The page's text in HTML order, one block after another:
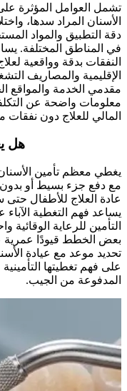
تشمل العوامل المؤثرة
الأسنان المراد سدها،
دقة التطبيق والمواد
في المناطق المختلفة.
النفقات بدقة وواقعية
الإقليمية والمصاريف
مقدمي الخدمة والمواقع
معلومات واضحة عن
المالي للعلاج دون نفقات
هل
يغطي معظم تأمين الأسنان
مع دفع جزء بسيط أو
عادة العلاج للأطفال
يساعد فهم التغطية
التأمين للرعاية
بعض الخطط قيودًا عمرية
تحديد موعد مع عيادة
على فهم تغطيتها التأمينية
المدفوعة من الجيب.